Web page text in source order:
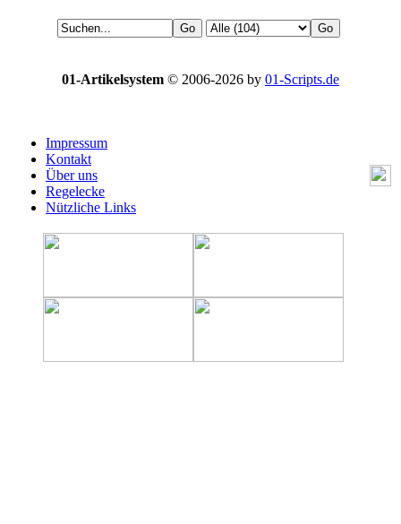
01-Artikelsystem © 2006-2026 by 01-Scripts.de
Impressum
Kontakt
Über uns
Regelecke
Nützliche Links